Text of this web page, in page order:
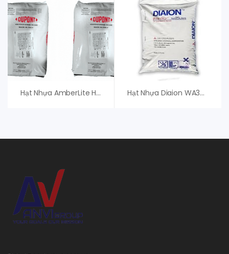
Hạt Nhựa AmberLite HPR1200 H – Chính Hãng Hạt Nhựa Diaion WA30 – Mitsubishi (Japan)